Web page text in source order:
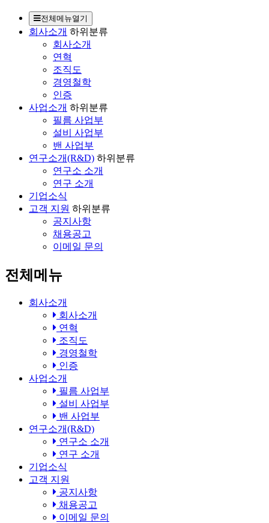
전체메뉴열기
회사소개 하위분류
회사소개
연혁
조직도
경영철학
인증
사업소개 하위분류
필름 사업부
설비 사업부
밴 사업부
연구소개(R&D) 하위분류
연구소 소개
연구 소개
기업소식
고객 지원 하위분류
공지사항
채용공고
이메일 문의
전체메뉴
회사소개
회사소개
연혁
조직도
경영철학
인증
사업소개
필름 사업부
설비 사업부
밴 사업부
연구소개(R&D)
연구소 소개
연구 소개
기업소식
고객 지원
공지사항
채용공고
이메일 문의